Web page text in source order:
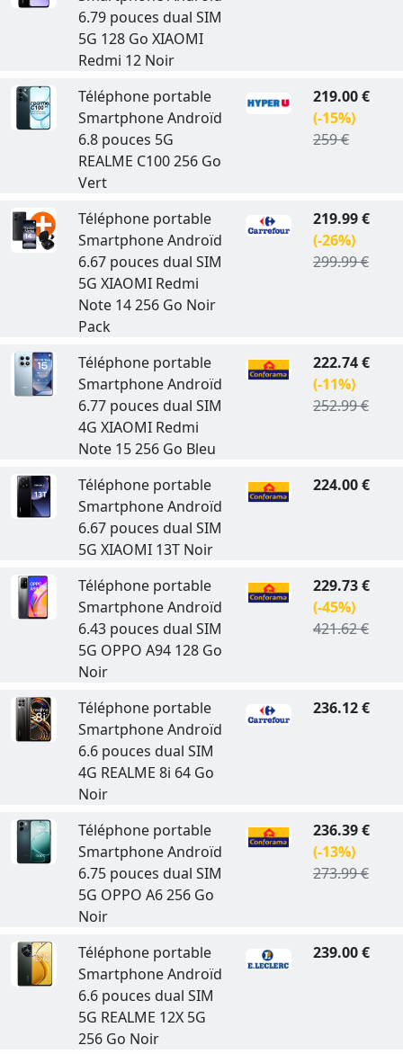
6.79 pouces dual SIM
5G 128 Go XIAOMI
Redmi 12 Noir
Téléphone portable
Smartphone Androïd
6.8 pouces 5G
REALME C100 256 Go
Vert
219.00 €
(-15%)
259 €
Téléphone portable
Smartphone Androïd
6.67 pouces dual SIM
5G XIAOMI Redmi
Note 14 256 Go Noir
Pack
219.99 €
(-26%)
299.99 €
Téléphone portable
Smartphone Androïd
6.77 pouces dual SIM
4G XIAOMI Redmi
Note 15 256 Go Bleu
222.74 €
(-11%)
252.99 €
Téléphone portable
Smartphone Androïd
6.67 pouces dual SIM
5G XIAOMI 13T Noir
224.00 €
Téléphone portable
Smartphone Androïd
6.43 pouces dual SIM
5G OPPO A94 128 Go
Noir
229.73 €
(-45%)
421.62 €
Téléphone portable
Smartphone Androïd
6.6 pouces dual SIM
4G REALME 8i 64 Go
Noir
236.12 €
Téléphone portable
Smartphone Androïd
6.75 pouces dual SIM
5G OPPO A6 256 Go
Noir
236.39 €
(-13%)
273.99 €
Téléphone portable
Smartphone Androïd
6.6 pouces dual SIM
5G REALME 12X 5G
256 Go Noir
239.00 €